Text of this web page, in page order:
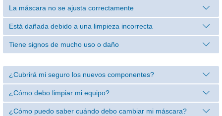
La máscara no se ajusta correctamente
Está dañada debido a una limpieza incorrecta
Tiene signos de mucho uso o daño
¿Cubrirá mi seguro los nuevos componentes?
¿Cómo debo limpiar mi equipo?
¿Cómo puedo saber cuándo debo cambiar mi máscara?